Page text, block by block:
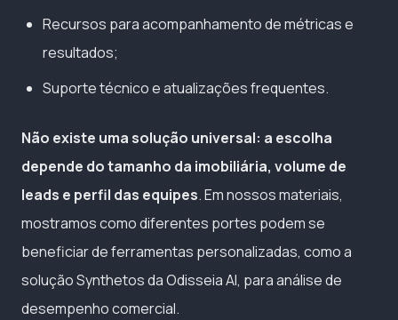
Recursos para acompanhamento de métricas e
resultados;
Suporte técnico e atualizações frequentes.
Não existe uma solução universal: a escolha
depende do tamanho da imobiliária, volume de
leads e perfil das equipes. Em nossos materiais,
mostramos como diferentes portes podem se
beneficiar de ferramentas personalizadas, como a
solução Synthetos da Odisseia AI, para análise de
desempenho comercial.